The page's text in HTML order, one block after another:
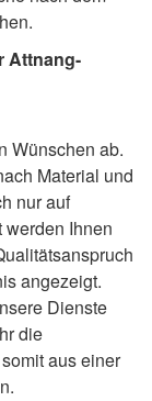
Attnang-
Wünschen ab.
Material und
nur auf
Ihnen
angezeigt.
Dienste
die
aus einer